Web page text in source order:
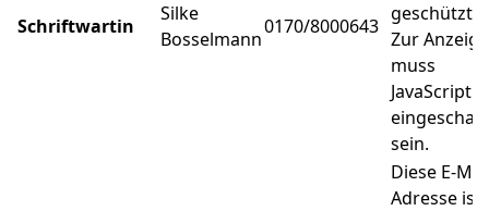
Schriftwartin
Silke
Bosselmann
0170/8000643
geschützt!
Zur Anzeige
muss
JavaScript
sein.
Diese E-
Adresse ist